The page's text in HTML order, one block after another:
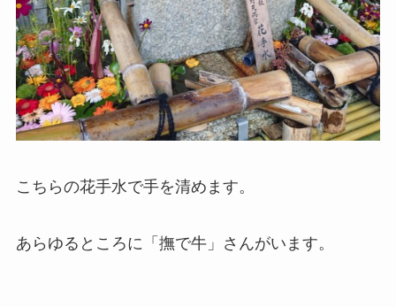
こちらの花手水で手を清めます。
あらゆるところに「撫で牛」さんがいます。